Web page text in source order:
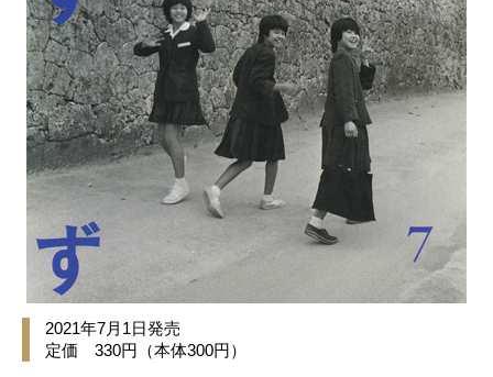
2021年7月1日発売
定価 330円（本体300円）